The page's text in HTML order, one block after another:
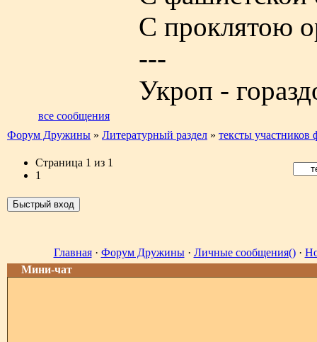
С проклятою
---
Укроп -
все сообщения
Форум Дружины » Литературный раздел » тексты участников
Страница 1 из 1
1
Главная· Форум Дружины· Личные сообщения()·
Мини-чат